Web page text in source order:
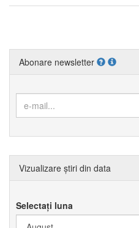
Abonare newsletter
Vizualizare știri din data
Selectați luna